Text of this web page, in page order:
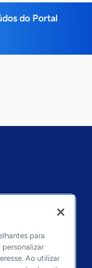
do Portal
para
personalizar
Ao utilizar